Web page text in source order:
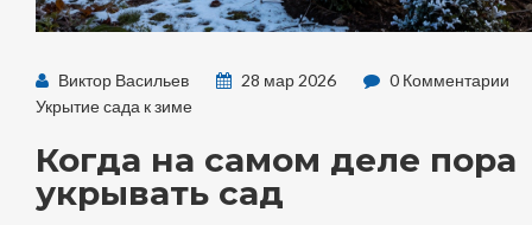
Виктор Васильев 28 мар 2026
0 Комментарии
Укрытие сада к зиме
Когда на самом деле пора
укрывать сад